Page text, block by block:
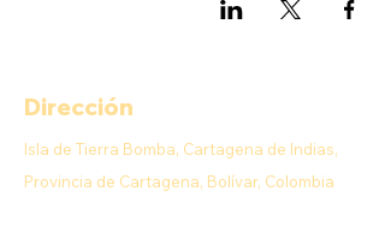
Dirección
Isla de Tierra Bomba, Cartagena de Indias,
Provincia de Cartagena, Bolívar, Colombia